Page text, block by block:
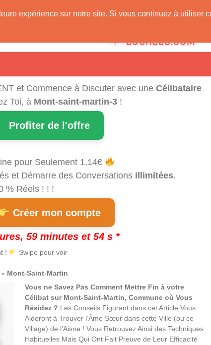
expérience sur notre site. Si vous continuez à utiliser
Vous !
et Commence à Discuter avec une Célibataire
Toi, à Mont-saint-martin-3 !
Profiter de l'offre
pour Seulement 1,14€
et Démarre des Conversations Illimitées.
% Réels ! ! !
Créer mon compte
59 minutes et 54 s *
! Swipe pour voir
» Mont-Saint-Martin
Vous ne Savez Pas Comment Mettre Fin à votre
Célibat sur Mont-Saint-Martin, Commune où Vous
Résidez ? Les Conseils Figurant dans cet Article Vous
Aideront à Trouver l’Âme Sœur dans cette Ville (ou ce
Village) de l’Aisne ! Vous Retrouvez Ainsi des Techniques
Habituelles Mais Qui Ont Fait Preuve de Leur Efficacité